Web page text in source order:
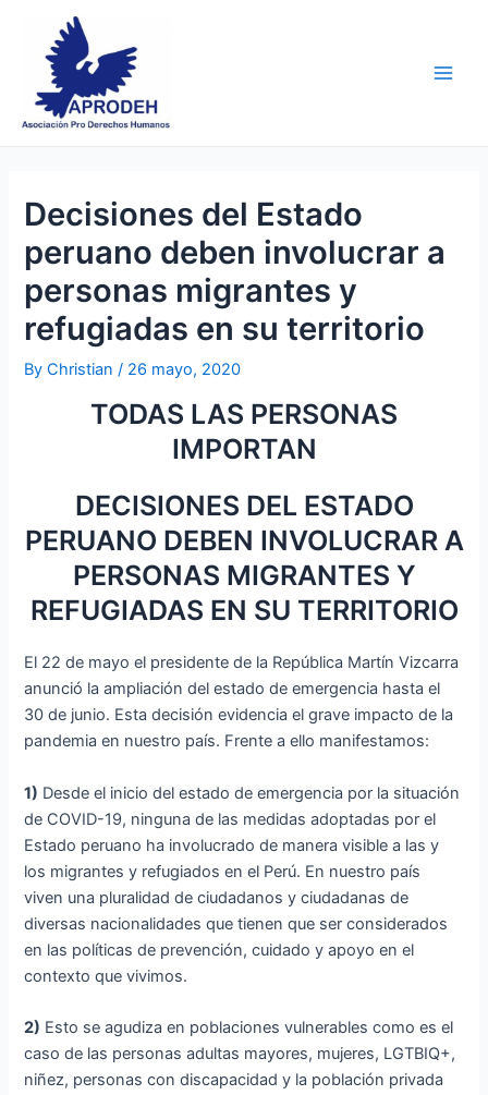
content
Decisiones del Estado
peruano deben involucrar a
personas migrantes y
refugiadas en su territorio
ByChristian/ 26 mayo, 2020
TODAS LAS PERSONAS
IMPORTAN
DECISIONES DEL ESTADO
PERUANO DEBEN INVOLUCRAR A
PERSONAS MIGRANTES Y
REFUGIADAS EN SU TERRITORIO
El 22 de mayo el presidente de la República Martín Vizcarra
anunció la ampliación del estado de emergencia hasta el
30 de junio. Esta decisión evidencia el grave impacto de la
pandemia en nuestro país. Frente a ello manifestamos:
1) Desde el inicio del estado de emergencia por la situación
de COVID-19, ninguna de las medidas adoptadas por el
Estado peruano ha involucrado de manera visible a las y
los migrantes y refugiados en el Perú. En nuestro país
viven una pluralidad de ciudadanos y ciudadanas de
diversas nacionalidades que tienen que ser considerados
en las políticas de prevención, cuidado y apoyo en el
contexto que vivimos.
2) Esto se agudiza en poblaciones vulnerables como es el
caso de las personas adultas mayores, mujeres, LGTBIQ+,
niñez, personas con discapacidad y la población privada
navigation